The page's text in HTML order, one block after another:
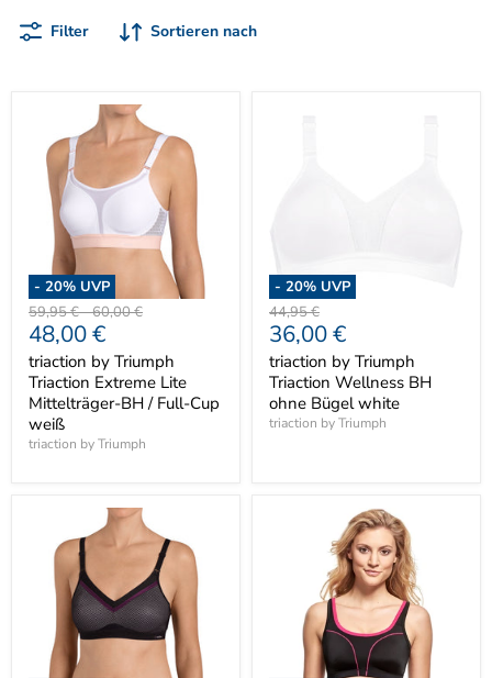
Filter Sortieren nach
- 20% UVP
Ursprünglicher
Preis
59,95 €-Ursprünglicher
Preis
60,00 €
Aktueller
Preis
48,00 €
triaction by Triumph
Triaction Extreme Lite
Mittelträger-BH / Full-Cup
weiß
triaction by Triumph
- 20% UVP
Ursprünglicher
Preis
44,95 €
Aktueller
Preis
36,00 €
triaction by Triumph
Triaction Wellness BH
ohne Bügel white
triaction by Triumph